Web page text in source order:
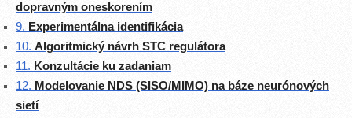
dopravným oneskorením
9. Experimentálna identifikácia
10. Algoritmický návrh STC regulátora
11. Konzultácie ku zadaniam
12. Modelovanie NDS (SISO/MIMO) na báze neurónových
sietí